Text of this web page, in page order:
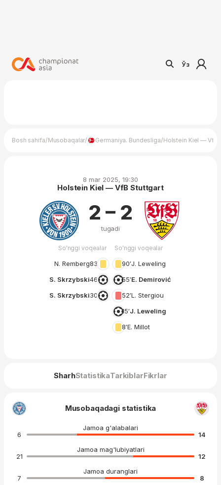
Ўз
Bosh sahifa/Musobaqalar/ Germaniya. Bundesliga/Holstein Kiel — VfB
8 mar 2025, 19:30
Holstein Kiel — VfB Stuttgart
So'nggi voqealar
N. Remberg83′
S. Skrzybski46′
S. Skrzybski30′
2 – 2
tugadi
So'nggi voqealar
90′J. Leweling
55′E. Demirović
52′L. Stergiou
15′J. Leweling
8′E. Millot
SharhStatistikaTarkiblarFikrlar
Musobaqadagi statistika
Jamoa g'alabalari
6
14
Jamoa mag'lubiyatlari
21
12
Jamoa duranglari
7
8